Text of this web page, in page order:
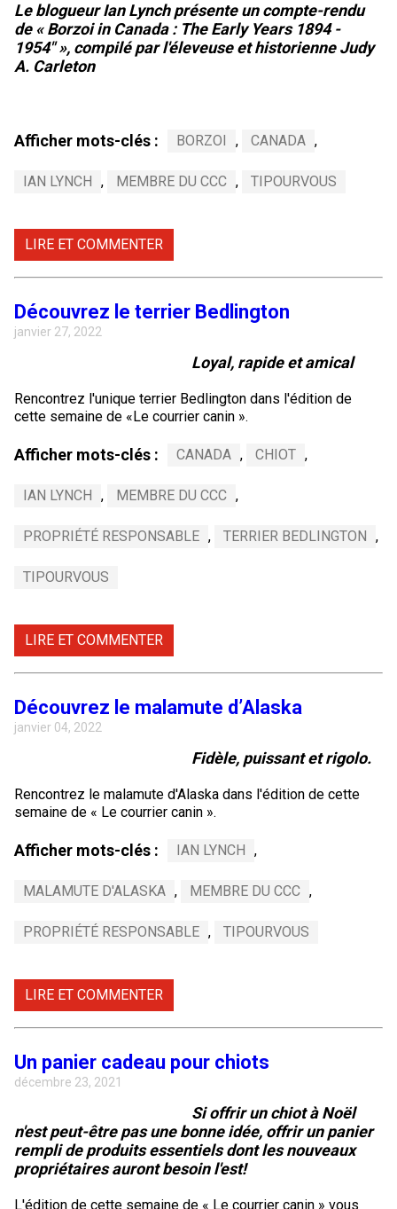
Le blogueur Ian Lynch présente un compte-rendu
de « Borzoi in Canada : The Early Years 1894 -
1954" », compilé par l'éleveuse et historienne Judy
A. Carleton
Afficher mots-clés : BORZOI , CANADA ,
IAN LYNCH , MEMBRE DU CCC , TIPOURVOUS
LIRE ET COMMENTER
Découvrez le terrier Bedlington
janvier 27, 2022
Loyal, rapide et amical
Rencontrez l'unique terrier Bedlington dans l'édition de
cette semaine de «Le courrier canin ».
Afficher mots-clés : CANADA , CHIOT ,
IAN LYNCH , MEMBRE DU CCC ,
PROPRIÉTÉ RESPONSABLE , TERRIER BEDLINGTON ,
TIPOURVOUS
LIRE ET COMMENTER
Découvrez le malamute d’Alaska
janvier 04, 2022
Fidèle, puissant et rigolo.
Rencontrez le malamute d'Alaska dans l'édition de cette
semaine de « Le courrier canin ».
Afficher mots-clés : IAN LYNCH ,
MALAMUTE D'ALASKA , MEMBRE DU CCC ,
PROPRIÉTÉ RESPONSABLE , TIPOURVOUS
LIRE ET COMMENTER
Un panier cadeau pour chiots
décembre 23, 2021
Si offrir un chiot à Noël
n'est peut-être pas une bonne idée, offrir un panier
rempli de produits essentiels dont les nouveaux
propriétaires auront besoin l'est!
L'édition de cette semaine de « Le courrier canin » vous